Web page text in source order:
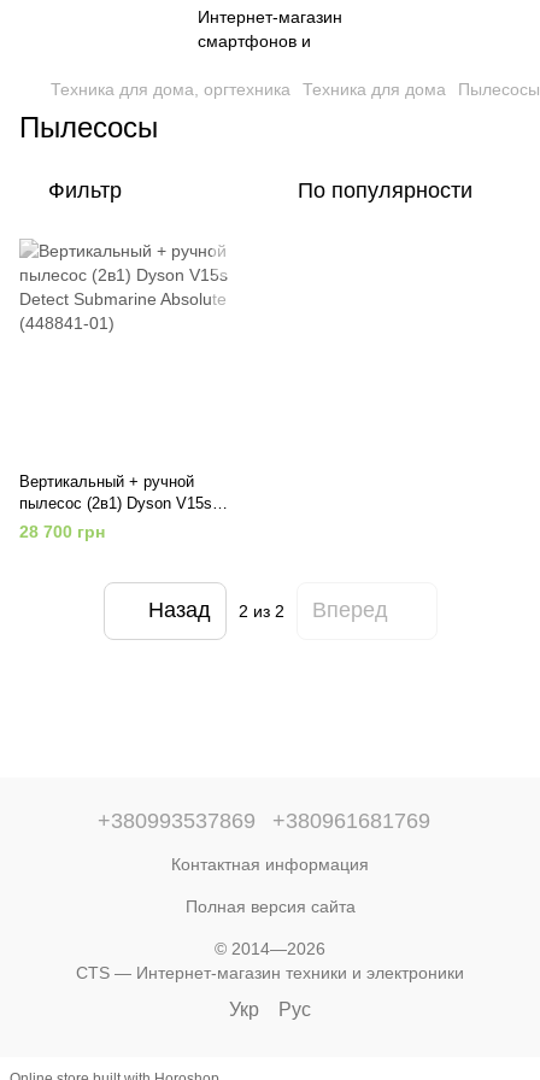
Техника для дома, оргтехника Техника для дома Пылесосы
Пылесосы
Фильтр По популярности
Вертикальный + ручной
пылесос (2в1) Dyson V15s
Detect Submarine Absolute
(448841-01)
28 700 грн
Назад 2 из 2 Вперед
+380993537869 +380961681769
Контактная информация
Полная версия сайта
© 2014—2026
CTS — Интернет-магазин техники и электроники
Укр Рус